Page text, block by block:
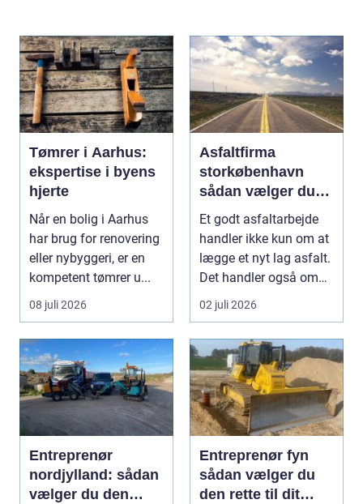
Tømrer i Aarhus:
ekspertise i byens
hjerte
Når en bolig i Aarhus
har brug for renovering
eller nybyggeri, er en
kompetent tømrer u...
08 juli 2026
Asfaltfirma
storkøbenhavn
sådan vælger du
den rette
samarbejdspartner
Et godt asfaltarbejde
handler ikke kun om at
lægge et nyt lag asfalt.
Det handler også om
planlægnin...
02 juli 2026
Entreprenør
nordjylland: sådan
vælger du den
Entreprenør fyn
sådan vælger du
den rette til dit